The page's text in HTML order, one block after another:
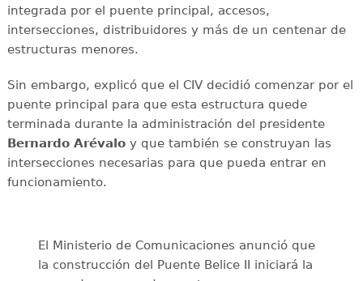
integrada por el puente principal, accesos,
intersecciones, distribuidores y más de un centenar de
estructuras menores.
Sin embargo, explicó que el CIV decidió comenzar por el
puente principal para que esta estructura quede
terminada durante la administración del presidente
Bernardo Arévaloy que también se construyan las
intersecciones necesarias para que pueda entrar en
funcionamiento.
El Ministerio de Comunicaciones anunció que
la construcción del Puente Belice II iniciará la